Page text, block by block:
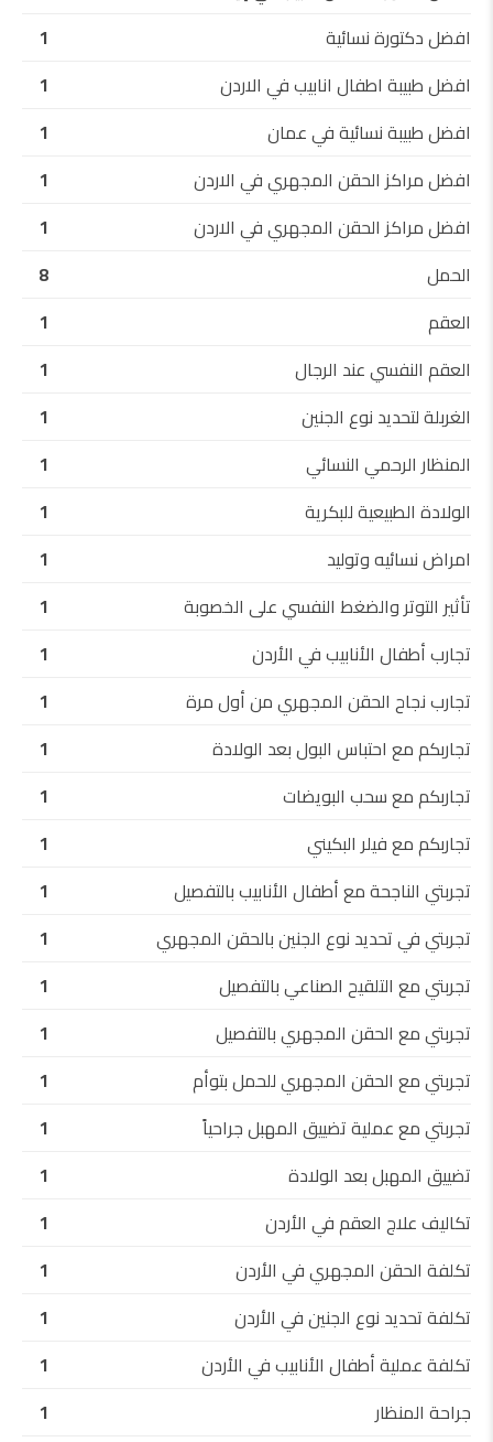
افضل دكتورة نسائية
1
افضل طبيبة اطفال انابيب في الاردن
1
افضل طبيبة نسائية في عمان
1
افضل مراكز الحقن المجهري في الاردن
1
افضل مراكز الحقن المجهري في الاردن
1
الحمل
8
العقم
1
العقم النفسي عند الرجال
1
الغربلة لتحديد نوع الجنين
1
المنظار الرحمي النسائي
1
الولادة الطبيعية للبكرية
1
امراض نسائيه وتوليد
1
تأثير التوتر والضغط النفسي على الخصوبة
1
تجارب أطفال الأنابيب في الأردن
1
تجارب نجاح الحقن المجهري من أول مرة
1
تجاربكم مع احتباس البول بعد الولادة
1
تجاربكم مع سحب البويضات
1
تجاربكم مع فيلر البكيني
1
تجربتي الناجحة مع أطفال الأنابيب بالتفصيل
1
تجربتي في تحديد نوع الجنين بالحقن المجهري
1
تجربتي مع التلقيح الصناعي بالتفصيل
1
تجربتي مع الحقن المجهري بالتفصيل
1
تجربتي مع الحقن المجهري للحمل بتوأم
1
تجربتي مع عملية تضييق المهبل جراحياً
1
تضييق المهبل بعد الولادة
1
تكاليف علاج العقم في الأردن
1
تكلفة الحقن المجهري في الأردن
1
تكلفة تحديد نوع الجنين في الأردن
1
تكلفة عملية أطفال الأنابيب في الأردن
1
جراحة المنظار
1